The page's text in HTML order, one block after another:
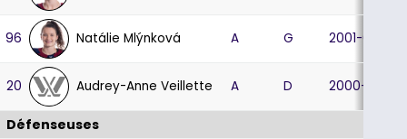
96 Natálie Mlýnková A G 2001-05-24
20 Audrey-Anne Veillette A D 2000-12-03
Défenseuses